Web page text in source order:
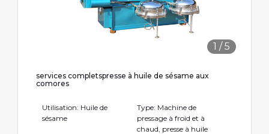
1 /5
services completspresse à huile de sésame aux
comores
Utilisation: Huile de
sésame
Type: Machine de
pressage à froid et à
chaud, presse à huile